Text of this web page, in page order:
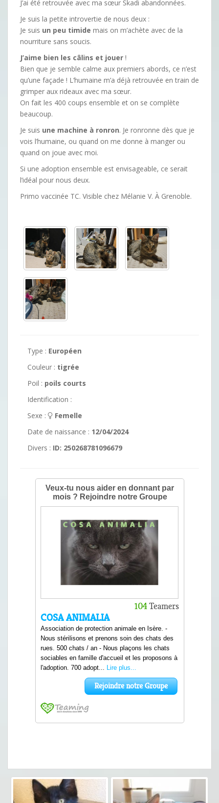
J’ai été retrouvée avec ma sœur Skadi abandonnées.
Je suis la petite introvertie de nous deux :
Je suis un peu timide mais on m’achète avec de la
nourriture sans soucis.
J’aime bien les câlins et jouer !
Bien que je semble calme aux premiers abords, ce n’est
qu’une façade ! L’humaine m’a déjà retrouvée en train de
grimper aux rideaux avec ma sœur.
On fait les 400 coups ensemble et on se complète
beaucoup.
Je suis une machine à ronron. Je ronronne dès que je
vois l’humaine, ou quand on me donne à manger ou
quand on joue avec moi.
Si une adoption ensemble est envisageable, ce serait
l’idéal pour nous deux.
Primo vaccinée TC. Visible chez Mélanie V. À Grenoble.
Type : Européen
Couleur : tigrée
Poil : poils courts
Identification :
Sexe :
Femelle
Date de naissance : 12/04/2024
Divers : ID: 250268781096679